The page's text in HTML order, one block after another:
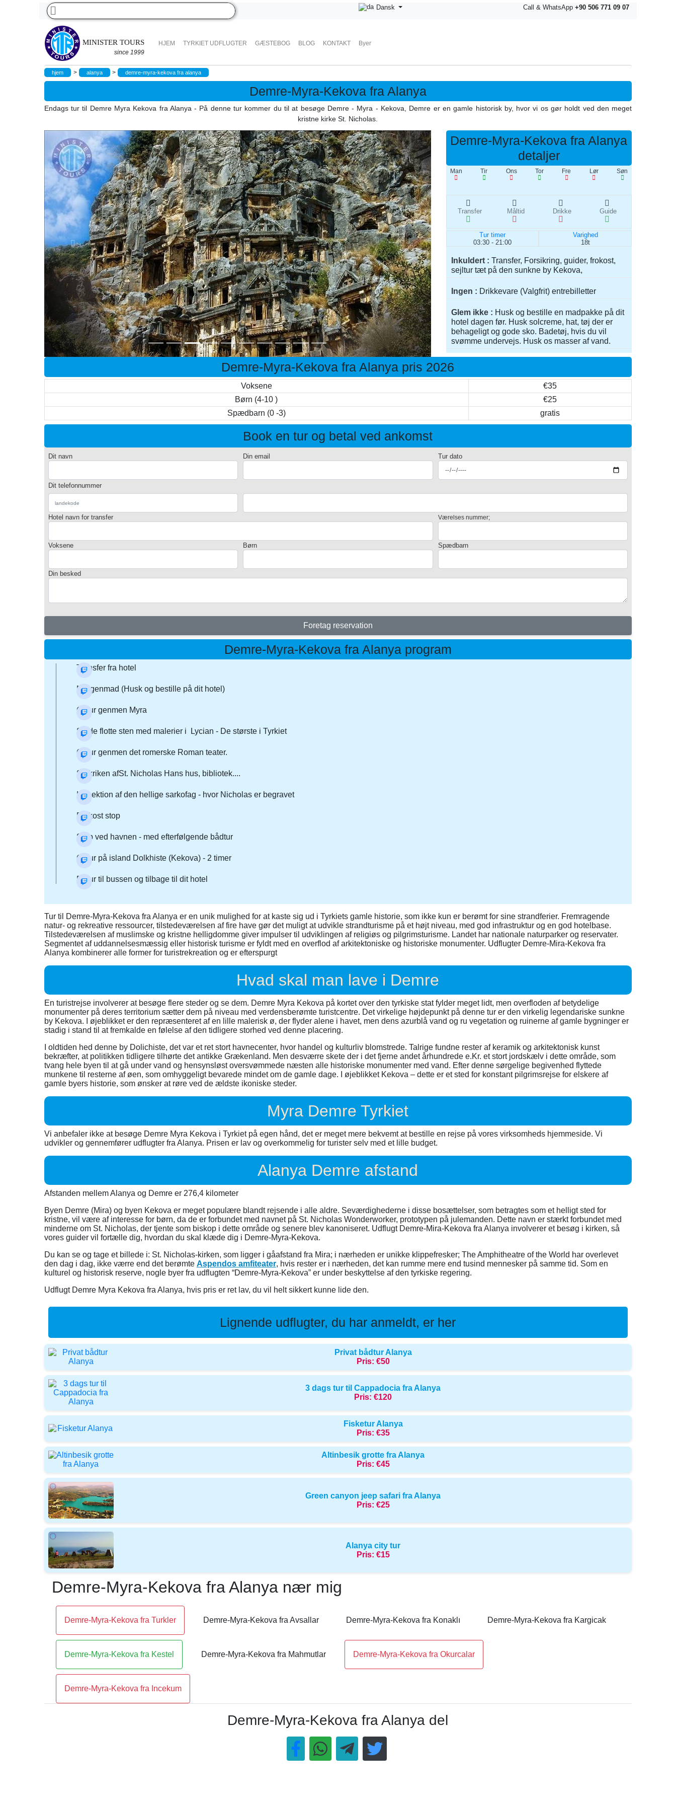
MINISTER TOURS
since 1999
HJEM TYRKIET UDFLUGTER GÆSTEBOG BLOG KONTAKT Byer
Dansk Call & WhatsApp +90 506 771 09 07
hjem > alanya > demre-myra-kekova fra alanya
Demre-Myra-Kekova fra Alanya
Endags tur til Demre Myra Kekova fra Alanya - På denne tur kommer du til at besøge Demre - Myra - Kekova, Demre er en gamle historisk by, hvor vi os gør holdt ved den meget
kristne kirke St. Nicholas.
Demre-Myra-Kekova fra Alanya
detaljer
Man Tir Ons Tor Fre Lør Søn
Transfer Måltid Drikke Guide
Tur timer
03:30 - 21:00
Varighed
18t
Inkuldert
Transfer, Forsikring, guider, frokost,
sejltur tæt på den sunkne by Kekova,
Ingen Drikkevare (Valgfrit) entrebilletter
Glem ikke
Husk og bestille en madpakke på dit
hotel dagen før. Husk solcreme, hat, tøj der er
behageligt og gode sko. Badetøj, hvis du vil
svømme undervejs. Husk os masser af vand.
Demre-Myra-Kekova fra Alanya pris 2026
Voksene
€35
Børn (4-10 )
€25
Spædbarn (0 -3)
gratis
Book en tur og betal ved ankomst
Dit navn Din email Tur dato
Dit telefonnummer
Hotel navn for transfer Værelses nummer;
Voksene Børn Spædbarn
Din besked
Foretag reservation
Demre-Myra-Kekova fra Alanya program
Transfer fra hotel
Morgenmad (Husk og bestille på dit hotel)
Gåtur genmen Myra
Se de flotte sten med malerier i Lycian - De største i Tyrkiet
Gåtur genmen det romerske Roman teater.
Se kriken afSt. Nicholas Hans hus, bibliotek....
Inspektion af den hellige sarkofag - hvor Nicholas er begravet
Frokost stop
Stop ved havnen - med efterfølgende bådtur
Gåtur på island Dolkhiste (Kekova) - 2 timer
Retur til bussen og tilbage til dit hotel
Tur til Demre-Myra-Kekova fra Alanya er en unik mulighed for at kaste sig ud i Tyrkiets gamle historie, som ikke kun er berømt for sine strandferier. Fremragende
natur- og rekreative ressourcer, tilstedeværelsen af fire have gør det muligt at udvikle strandturisme på et højt niveau, med god infrastruktur og en god hotelbase.
Tilstedeværelsen af muslimske og kristne helligdomme giver impulser til udviklingen af religiøs og pilgrimsturisme. Landet har nationale naturparker og reservater.
Segmentet af uddannelsesmæssig eller historisk turisme er fyldt med en overflod af arkitektoniske og historiske monumenter. Udflugter Demre-Mira-Kekova fra
Alanya kombinerer alle former for turistrekreation og er efterspurgt
Hvad skal man lave i Demre
En turistrejse involverer at besøge flere steder og se dem. Demre Myra Kekova på kortet over den tyrkiske stat fylder meget lidt, men overfloden af betydelige
monumenter på deres territorium sætter dem på niveau med verdensberømte turistcentre. Det virkelige højdepunkt på denne tur er den virkelig legendariske sunkne
by Kekova. I øjeblikket er den repræsenteret af en lille malerisk ø, der flyder alene i havet, men dens azurblå vand og ru vegetation og ruinerne af gamle bygninger er
stadig i stand til at fremkalde en følelse af den tidligere storhed ved denne placering.
I oldtiden hed denne by Dolichiste, det var et ret stort havnecenter, hvor handel og kulturliv blomstrede. Talrige fundne rester af keramik og arkitektonisk kunst
bekræfter, at politikken tidligere tilhørte det antikke Grækenland. Men desværre skete der i det fjerne andet århundrede e.Kr. et stort jordskælv i dette område, som
tvang hele byen til at gå under vand og hensynsløst oversvømmede næsten alle historiske monumenter med vand. Efter denne sørgelige begivenhed flyttede
munkene til resterne af øen, som omhyggeligt bevarede mindet om de gamle dage. I øjeblikket Kekova – dette er et sted for konstant pilgrimsrejse for elskere af
gamle byers historie, som ønsker at røre ved de ældste ikoniske steder.
Myra Demre Tyrkiet
Vi anbefaler ikke at besøge Demre Myra Kekova i Tyrkiet på egen hånd, det er meget mere bekvemt at bestille en rejse på vores virksomheds hjemmeside. Vi
udvikler og gennemfører udflugter fra Alanya. Prisen er lav og overkommelig for turister selv med et lille budget.
Alanya Demre afstand
Afstanden mellem Alanya og Demre er 276,4 kilometer
Byen Demre (Mira) og byen Kekova er meget populære blandt rejsende i alle aldre. Seværdighederne i disse bosættelser, som betragtes som et helligt sted for
kristne, vil være af interesse for børn, da de er forbundet med navnet på St. Nicholas Wonderworker, prototypen på julemanden. Dette navn er stærkt forbundet med
minderne om St. Nicholas, der tjente som biskop i dette område og senere blev kanoniseret. Udflugt Demre-Mira-Kekova fra Alanya involverer et besøg i kirken, så
vores guider vil fortælle dig, hvordan du skal klæde dig i Demre-Myra-Kekova.
Du kan se og tage et billede i: St. Nicholas-kirken, som ligger i gåafstand fra Mira; i nærheden er unikke klippefresker; The Amphitheatre of the World har overlevet
den dag i dag, ikke værre end det berømte Aspendos amfiteater, hvis rester er i nærheden, det kan rumme mere end tusind mennesker på samme tid. Som en
kulturel og historisk reserve, nogle byer fra udflugten “Demre-Myra-Kekova” er under beskyttelse af den tyrkiske regering.
Udflugt Demre Myra Kekova fra Alanya, hvis pris er ret lav, du vil helt sikkert kunne lide den.
Lignende udflugter, du har anmeldt, er her
Privat bådtur Alanya
Pris: €50
3 dags tur til Cappadocia fra Alanya
Pris: €120
Fisketur Alanya
Pris: €35
Altinbesik grotte fra Alanya
Pris: €45
Green canyon jeep safari fra Alanya
Pris: €25
Alanya city tur
Pris: €15
Demre-Myra-Kekova fra Alanya nær mig
Demre-Myra-Kekova fra Turkler Demre-Myra-Kekova fra Avsallar Demre-Myra-Kekova fra Konaklı Demre-Myra-Kekova fra Kargicak
Demre-Myra-Kekova fra Kestel Demre-Myra-Kekova fra Mahmutlar Demre-Myra-Kekova fra Okurcalar
Demre-Myra-Kekova fra Incekum
Demre-Myra-Kekova fra Alanya del